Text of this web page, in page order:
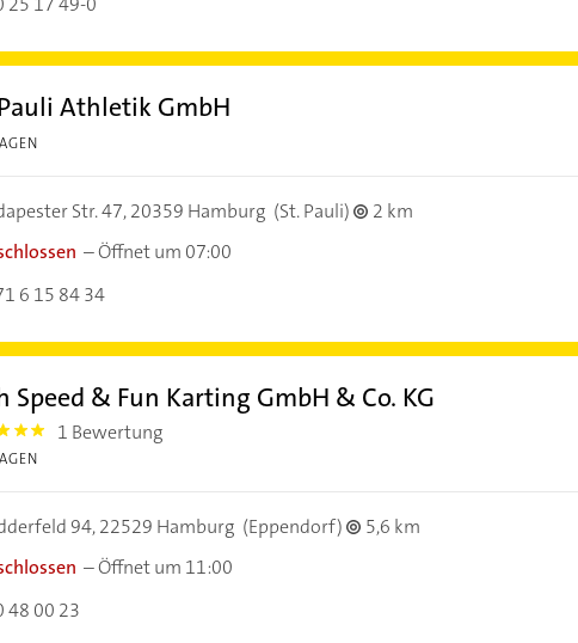
Athletik GmbH
Str. 47,20359 Hamburg (St. Pauli)
2 km
–Öffnet um 07:00
6 15 84 34
Speed & Fun Karting GmbH & Co. KG
1 Bewertung
94,22529 Hamburg (Eppendorf)
5,6 km
–Öffnet um 11:00
48 00 23